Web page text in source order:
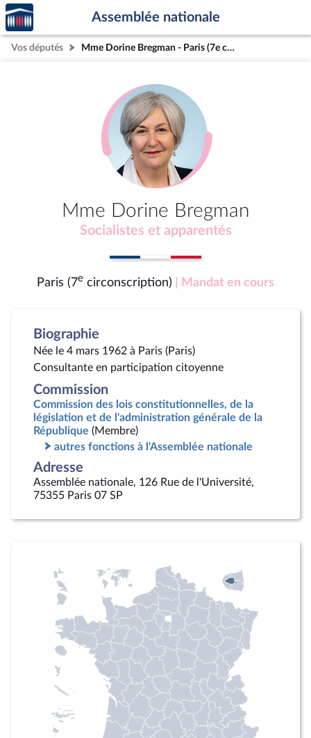
Aller au contenu
Aller en bas de la page
Accèder
à la
page
d'accueil
Assemblée nationale
Vos députés Mme Dorine Bregman - Paris (7e circonscription)
Mme Dorine Bregman
Socialistes et apparentés
Paris (7e circonscription) | Mandat en cours
Biographie
Née le 4 mars 1962 à Paris (Paris)
Consultante en participation citoyenne
Commission
Commission des lois constitutionnelles, de la
législation et de l'administration générale de la
République (Membre)
autres fonctions à l'Assemblée nationale
Adresse
Assemblée nationale, 126 Rue de l'Université,
75355 Paris 07 SP